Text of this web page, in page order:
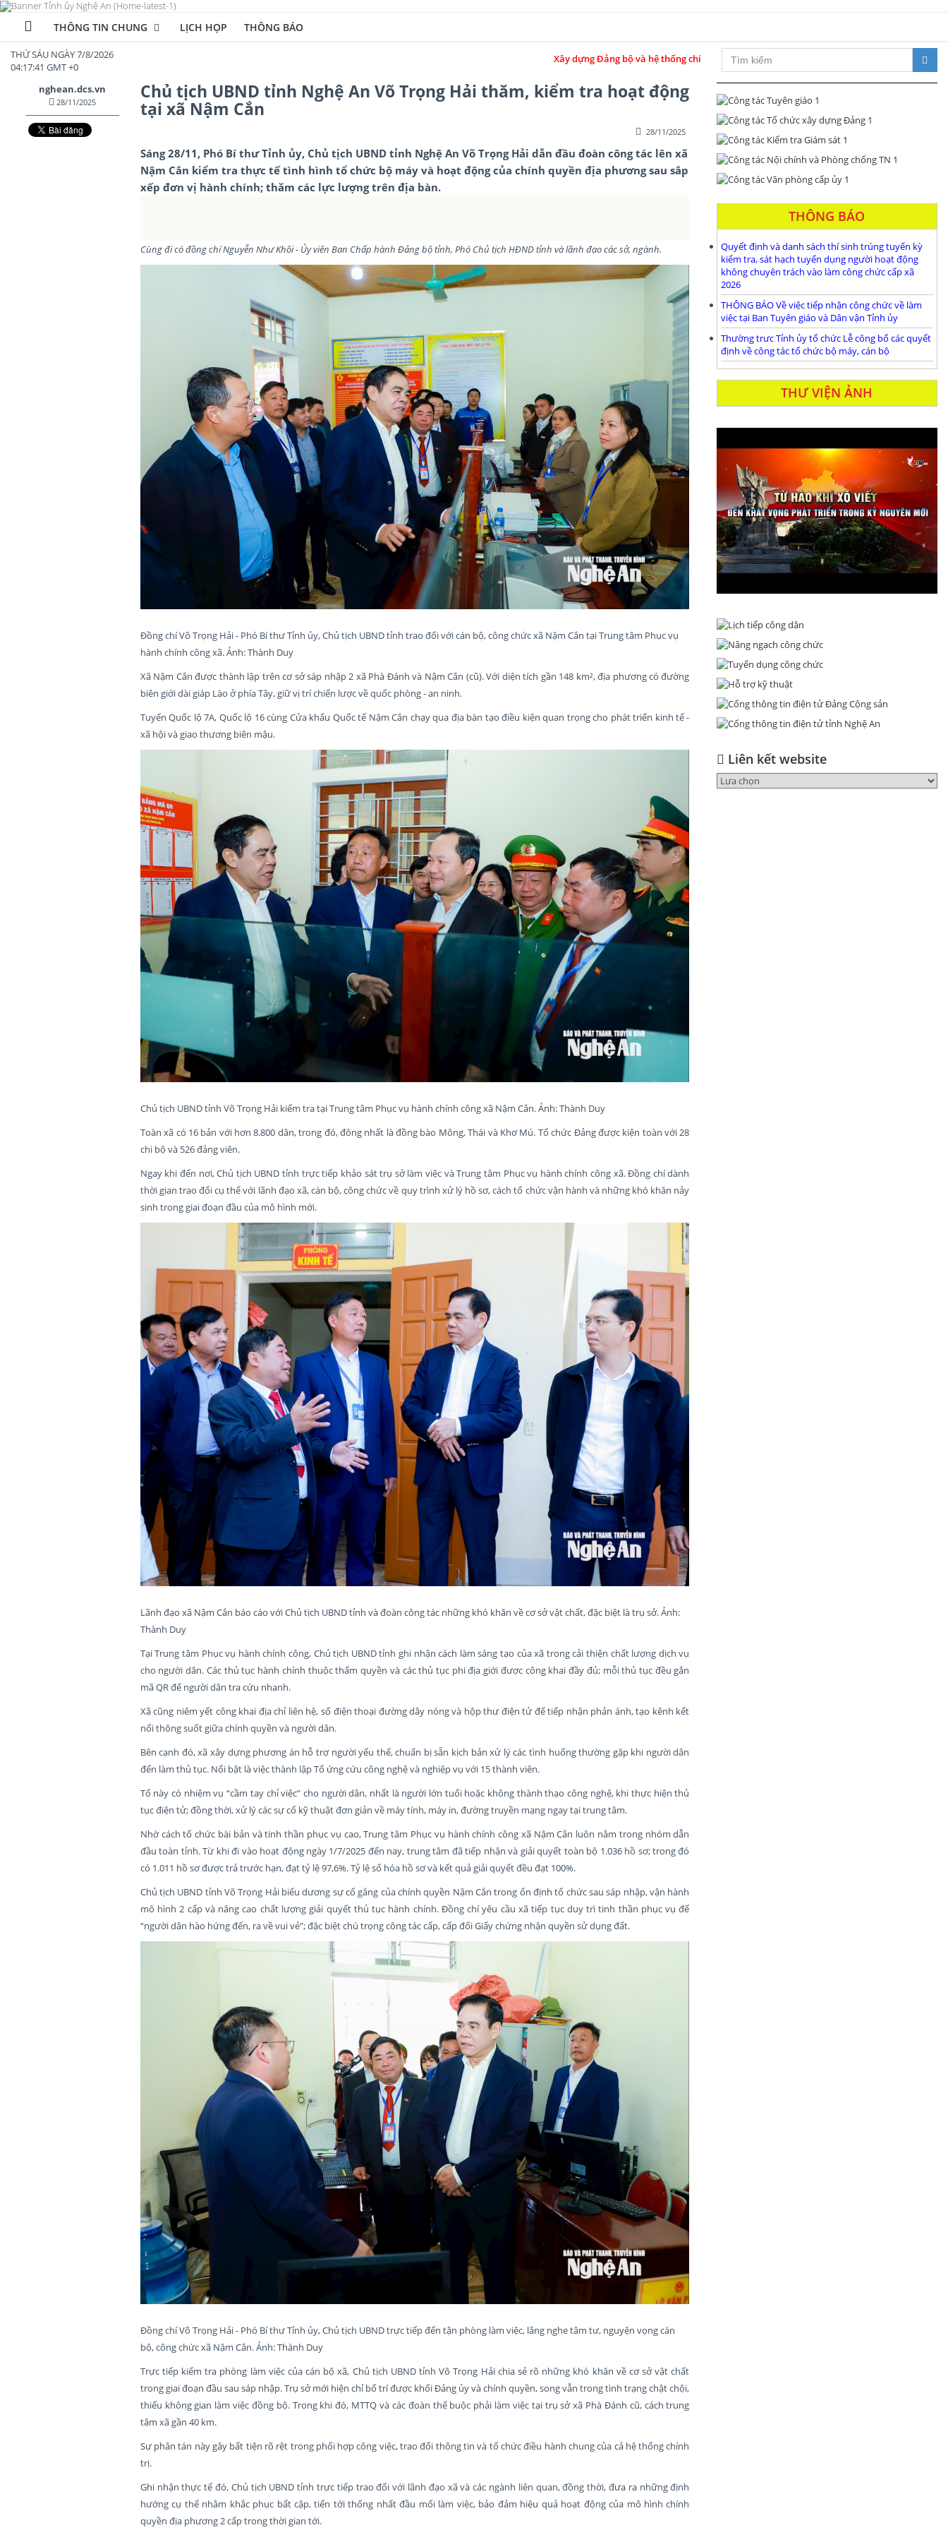
THÔNG TIN CHUNG LỊCH HỌP THÔNG BÁO
THỨ SÁU NGÀY 7/8/2026
04:17:43 GMT +0
Xây dựng Đảng bộ và hệ thống chính trị trong sạch, vững mạnh; đổi mới toàn diện, phát triển đột phá,
nghean.dcs.vn
28/11/2025 Chủ tịch UBND tỉnh Nghệ An Võ Trọng Hải thăm, kiểm tra hoạt động
tại xã Nậm Cắn
28/11/2025
Sáng 28/11, Phó Bí thư Tỉnh ủy, Chủ tịch UBND tỉnh Nghệ An Võ Trọng Hải dẫn đầu đoàn công tác lên xã
Nậm Cắn kiểm tra thực tế tình hình tổ chức bộ máy và hoạt động của chính quyền địa phương sau sắp
xếp đơn vị hành chính; thăm các lực lượng trên địa bàn.
Cùng đi có đồng chí Nguyễn Như Khôi - Ủy viên Ban Chấp hành Đảng bộ tỉnh, Phó Chủ tịch HĐND tỉnh và lãnh đạo các sở, ngành.
Đồng chí Võ Trọng Hải - Phó Bí thư Tỉnh ủy, Chủ tịch UBND tỉnh trao đổi với cán bộ, công chức xã Nậm Cắn tại Trung tâm Phục vụ
hành chính công xã. Ảnh: Thành Duy
Xã Nậm Cắn được thành lập trên cơ sở sáp nhập 2 xã Phà Đánh và Nậm Cắn (cũ). Với diện tích gần 148 km², địa phương có đường
biên giới dài giáp Lào ở phía Tây, giữ vị trí chiến lược về quốc phòng - an ninh.
Tuyến Quốc lộ 7A, Quốc lộ 16 cùng Cửa khẩu Quốc tế Nậm Cắn chạy qua địa bàn tạo điều kiện quan trọng cho phát triển kinh tế -
xã hội và giao thương biên mậu.
Chủ tịch UBND tỉnh Võ Trọng Hải kiểm tra tại Trung tâm Phục vụ hành chính công xã Nậm Cắn. Ảnh: Thành Duy
Toàn xã có 16 bản với hơn 8.800 dân, trong đó, đông nhất là đồng bào Mông, Thái và Khơ Mú. Tổ chức Đảng được kiện toàn với 28
chi bộ và 526 đảng viên.
Ngay khi đến nơi, Chủ tịch UBND tỉnh trực tiếp khảo sát trụ sở làm việc và Trung tâm Phục vụ hành chính công xã. Đồng chí dành
thời gian trao đổi cụ thể với lãnh đạo xã, cán bộ, công chức về quy trình xử lý hồ sơ, cách tổ chức vận hành và những khó khăn nảy
sinh trong giai đoạn đầu của mô hình mới.
Lãnh đạo xã Nậm Cắn báo cáo với Chủ tịch UBND tỉnh và đoàn công tác những khó khăn về cơ sở vật chất, đặc biệt là trụ sở. Ảnh:
Thành Duy
Tại Trung tâm Phục vụ hành chính công, Chủ tịch UBND tỉnh ghi nhận cách làm sáng tạo của xã trong cải thiện chất lượng dịch vụ
cho người dân. Các thủ tục hành chính thuộc thẩm quyền và các thủ tục phi địa giới được công khai đầy đủ; mỗi thủ tục đều gắn
mã QR để người dân tra cứu nhanh.
Xã cũng niêm yết công khai địa chỉ liên hệ, số điện thoại đường dây nóng và hộp thư điện tử để tiếp nhận phản ánh, tạo kênh kết
nối thông suốt giữa chính quyền và người dân.
Bên cạnh đó, xã xây dựng phương án hỗ trợ người yếu thế, chuẩn bị sẵn kịch bản xử lý các tình huống thường gặp khi người dân
đến làm thủ tục. Nổi bật là việc thành lập Tổ ứng cứu công nghệ và nghiệp vụ với 15 thành viên.
Tổ này có nhiệm vụ “cầm tay chỉ việc” cho người dân, nhất là người lớn tuổi hoặc không thành thạo công nghệ, khi thực hiện thủ
tục điện tử; đồng thời, xử lý các sự cố kỹ thuật đơn giản về máy tính, máy in, đường truyền mạng ngay tại trung tâm.
Nhờ cách tổ chức bài bản và tinh thần phục vụ cao, Trung tâm Phục vụ hành chính công xã Nậm Cắn luôn nằm trong nhóm dẫn
đầu toàn tỉnh. Từ khi đi vào hoạt động ngày 1/7/2025 đến nay, trung tâm đã tiếp nhận và giải quyết toàn bộ 1.036 hồ sơ; trong đó
có 1.011 hồ sơ được trả trước hạn, đạt tỷ lệ 97,6%. Tỷ lệ số hóa hồ sơ và kết quả giải quyết đều đạt 100%.
Chủ tịch UBND tỉnh Võ Trọng Hải biểu dương sự cố gắng của chính quyền Nậm Cắn trong ổn định tổ chức sau sáp nhập, vận hành
mô hình 2 cấp và nâng cao chất lượng giải quyết thủ tục hành chính. Đồng chí yêu cầu xã tiếp tục duy trì tinh thần phục vụ để
“người dân hào hứng đến, ra về vui vẻ”; đặc biệt chú trọng công tác cấp, cấp đổi Giấy chứng nhận quyền sử dụng đất.
Đồng chí Võ Trọng Hải - Phó Bí thư Tỉnh ủy, Chủ tịch UBND trực tiếp đến tận phòng làm việc, lắng nghe tâm tư, nguyện vọng cán
bộ, công chức xã Nậm Cắn. Ảnh: Thành Duy
Trực tiếp kiểm tra phòng làm việc của cán bộ xã, Chủ tịch UBND tỉnh Võ Trọng Hải chia sẻ rõ những khó khăn về cơ sở vật chất
trong giai đoạn đầu sau sáp nhập. Trụ sở mới hiện chỉ bố trí được khối Đảng ủy và chính quyền, song vẫn trong tình trạng chật chội,
thiếu không gian làm việc đồng bộ. Trong khi đó, MTTQ và các đoàn thể buộc phải làm việc tại trụ sở xã Phà Đánh cũ, cách trung
tâm xã gần 40 km.
Sự phân tán này gây bất tiện rõ rệt trong phối hợp công việc, trao đổi thông tin và tổ chức điều hành chung của cả hệ thống chính
trị.
Ghi nhận thực tế đó, Chủ tịch UBND tỉnh trực tiếp trao đổi với lãnh đạo xã và các ngành liên quan, đồng thời, đưa ra những định
hướng cụ thể nhằm khắc phục bất cập, tiến tới thống nhất đầu mối làm việc, bảo đảm hiệu quả hoạt động của mô hình chính
quyền địa phương 2 cấp trong thời gian tới.
THÔNG BÁO
Quyết định và danh sách thí sinh trúng tuyển kỳ
kiểm tra, sát hạch tuyển dụng người hoạt động
không chuyên trách vào làm công chức cấp xã
2026
THÔNG BÁO Về việc tiếp nhận công chức về làm
việc tại Ban Tuyên giáo và Dân vận Tỉnh ủy
Thường trưc Tỉnh ủy tổ chức Lễ công bố các quyết
định về công tác tổ chức bộ máy, cán bộ
THƯ VIỆN ẢNH
Liên kết website